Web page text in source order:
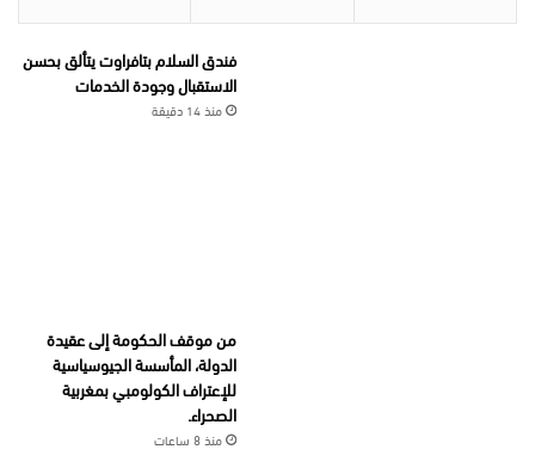
فندق السلام بتافراوت يتألق بحسن
الاستقبال وجودة الخدمات
منذ 14 دقيقة
من موقف الحكومة إلى عقيدة
الدولة، المأسسة الجيوسياسية
للإعتراف الكولومبي بمغربية
الصحراء.
منذ 8 ساعات